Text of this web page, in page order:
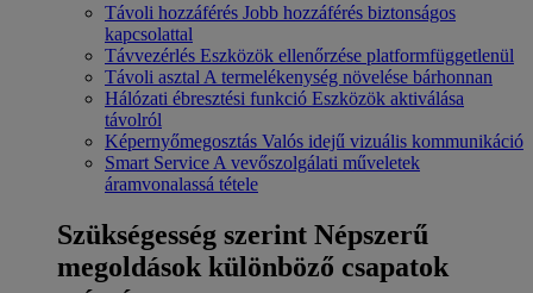
Távoli hozzáférés Jobb hozzáférés biztonságos
kapcsolattal
Távvezérlés Eszközök ellenőrzése platformfüggetlenül
Távoli asztal A termelékenység növelése bárhonnan
Hálózati ébresztési funkció Eszközök aktiválása
távolról
Képernyőmegosztás Valós idejű vizuális kommunikáció
Smart Service A vevőszolgálati műveletek
áramvonalassá tétele
Szükségesség szerint Népszerű
megoldások különböző csapatok